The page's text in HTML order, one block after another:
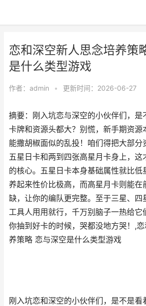
恋和深空新人思念培养策
是什么类型游戏
作者： admin • 更新时间：2026-06-27
摘要：刚入坑恋与深空的小伙伴们，是
卡牌和资源头都大？别慌，新手期资源
能撒胡椒面似的乱投！咱们得把大部分
五星日卡和两到四张高星月卡身上，这
的核心。五星日卡本身基础属性就比低
养起来性价比极高，而高星月卡则能在
缺，让你的编队更完整。至于三星、四
工具人用用就行，千万别脑子一热给它
你抽到好卡的时候，哭都没地方哭！,
养策略 恋与深空是什么类型游戏
刚入坑恋和深空的小伙伴们，是不是看